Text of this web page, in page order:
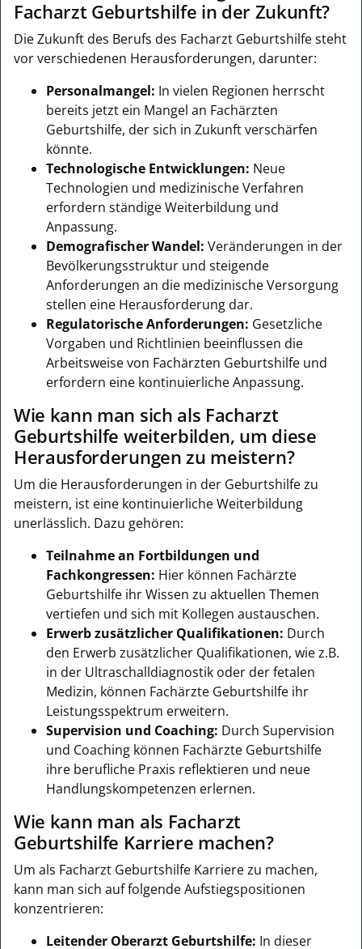
Facharzt Geburtshilfe in der Zukunft?
Die Zukunft des Berufs des Facharzt Geburtshilfe steht
vor verschiedenen Herausforderungen, darunter:
Personalmangel: In vielen Regionen herrscht
bereits jetzt ein Mangel an Fachärzten
Geburtshilfe, der sich in Zukunft verschärfen
könnte.
Technologische Entwicklungen: Neue
Technologien und medizinische Verfahren
erfordern ständige Weiterbildung und
Anpassung.
Demografischer Wandel: Veränderungen in der
Bevölkerungsstruktur und steigende
Anforderungen an die medizinische Versorgung
stellen eine Herausforderung dar.
Regulatorische Anforderungen: Gesetzliche
Vorgaben und Richtlinien beeinflussen die
Arbeitsweise von Fachärzten Geburtshilfe und
erfordern eine kontinuierliche Anpassung.
Wie kann man sich als Facharzt
Geburtshilfe weiterbilden, um diese
Herausforderungen zu meistern?
Um die Herausforderungen in der Geburtshilfe zu
meistern, ist eine kontinuierliche Weiterbildung
unerlässlich. Dazu gehören:
Teilnahme an Fortbildungen und
Fachkongressen: Hier können Fachärzte
Geburtshilfe ihr Wissen zu aktuellen Themen
vertiefen und sich mit Kollegen austauschen.
Erwerb zusätzlicher Qualifikationen: Durch
den Erwerb zusätzlicher Qualifikationen, wie z.B.
in der Ultraschalldiagnostik oder der fetalen
Medizin, können Fachärzte Geburtshilfe ihr
Leistungsspektrum erweitern.
Supervision und Coaching: Durch Supervision
und Coaching können Fachärzte Geburtshilfe
ihre berufliche Praxis reflektieren und neue
Handlungskompetenzen erlernen.
Wie kann man als Facharzt
Geburtshilfe Karriere machen?
Um als Facharzt Geburtshilfe Karriere zu machen,
kann man sich auf folgende Aufstiegspositionen
konzentrieren:
Leitender Oberarzt Geburtshilfe: In dieser